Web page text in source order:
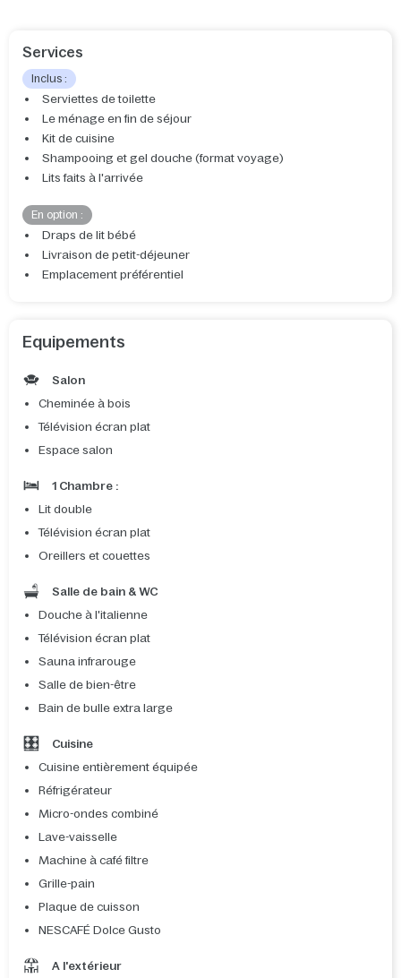
Services
Inclus :
Serviettes de toilette
Le ménage en fin de séjour
Kit de cuisine
Shampooing et gel douche (format voyage)
Lits faits à l'arrivée
En option :
Draps de lit bébé
Livraison de petit-déjeuner
Emplacement préférentiel
Equipements
Salon
Cheminée à bois
Télévision écran plat
Espace salon
1 Chambre :
Lit double
Télévision écran plat
Oreillers et couettes
Salle de bain & WC
Douche à l'italienne
Télévision écran plat
Sauna infrarouge
Salle de bien-être
Bain de bulle extra large
Cuisine
Cuisine entièrement équipée
Réfrigérateur
Micro-ondes combiné
Lave-vaisselle
Machine à café filtre
Grille-pain
Plaque de cuisson
NESCAFÉ Dolce Gusto
A l'extérieur